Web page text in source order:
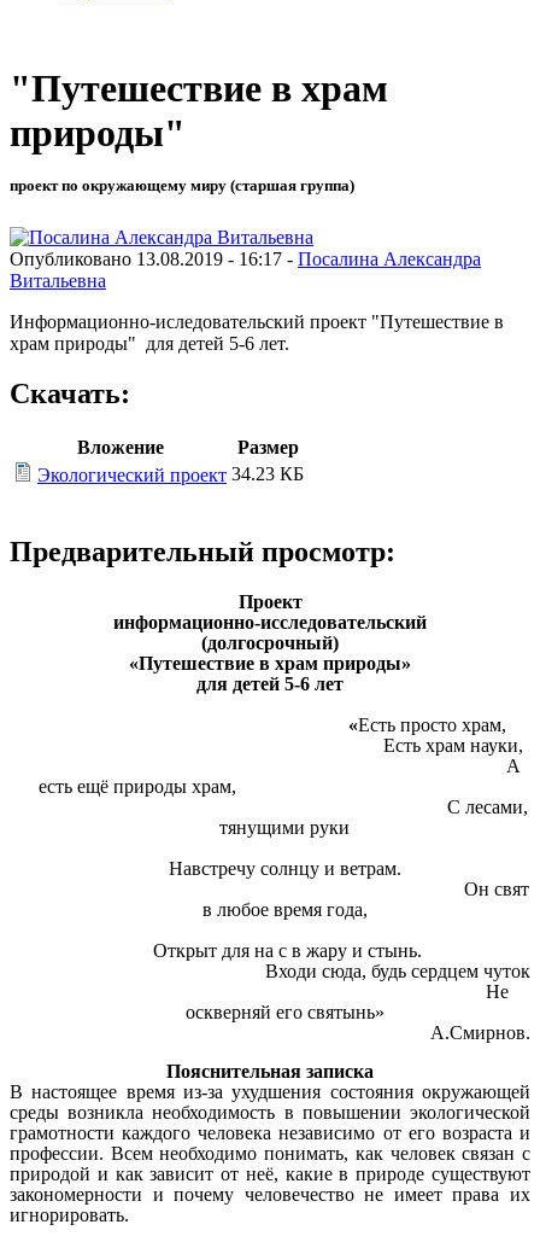
"Путешествие в храм
природы"
проект по окружающему миру (старшая группа)
Опубликовано 13.08.2019 - 16:17 - Посалина Александра
Витальевна
Информационно-иследовательский проект "Путешествие в
храм природы" для детей 5-6 лет.
Скачать:
Вложение
Размер
Экологический проект 34.23 КБ
Предварительный просмотр:
Проект
информационно-исследовательский
(долгосрочный)
«Путешествие в храм природы»
для детей 5-6 лет
«Есть просто храм,
Есть храм науки,
А
есть ещё природы храм,
С лесами,
тянущими руки
Навстречу солнцу и ветрам.
Он свят
в любое время года,
Открыт для на с в жару и стынь.
Входи сюда, будь сердцем чуток
Не
оскверняй его святынь»
А.Смирнов.
Пояснительная записка
В настоящее время из-за ухудшения состояния окружающей
среды возникла необходимость в повышении экологической
грамотности каждого человека независимо от его возраста и
профессии. Всем необходимо понимать, как человек связан с
природой и как зависит от неё, какие в природе существуют
закономерности и почему человечество не имеет права их
игнорировать.